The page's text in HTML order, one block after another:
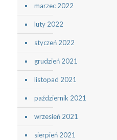
marzec 2022
luty 2022
styczeń 2022
grudzień 2021
listopad 2021
październik 2021
wrzesień 2021
sierpień 2021